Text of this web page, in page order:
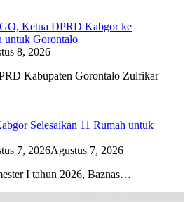
Ketua DPRD Kabgor ke
untuk Gorontalo
8, 2026
Kabupaten Gorontalo Zulfikar
Selesaikan 11 Rumah untuk
7, 2026Agustus 7, 2026
I tahun 2026, Baznas…